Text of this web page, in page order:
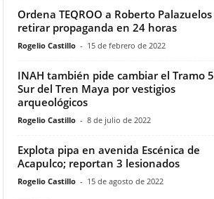
Ordena TEQROO a Roberto Palazuelos
retirar propaganda en 24 horas
Rogelio Castillo - 15 de febrero de 2022
INAH también pide cambiar el Tramo 5
Sur del Tren Maya por vestigios
arqueológicos
Rogelio Castillo - 8 de julio de 2022
Explota pipa en avenida Escénica de
Acapulco; reportan 3 lesionados
Rogelio Castillo - 15 de agosto de 2022